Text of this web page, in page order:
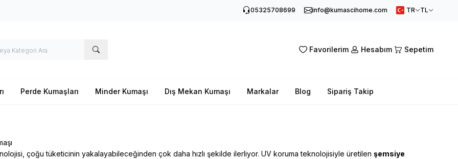
05325708699 info@kumascihome.com TR TL
Favorilerim Hesabım Sepetim
Perde Kumaşları Minder Kumaşı Dış Mekan Kumaşı Markalar Blog Sipariş Takip
çoğu tüketicinin yakalayabileceğinden çok daha hızlı şekilde ilerliyor. UV koruma teknolojisiyle üretilen şemsiye